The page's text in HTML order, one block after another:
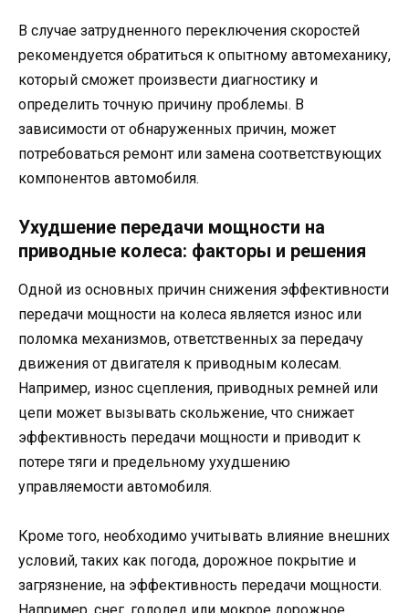
В случае затрудненного переключения скоростей
рекомендуется обратиться к опытному автомеханику,
который сможет произвести диагностику и
определить точную причину проблемы. В
зависимости от обнаруженных причин, может
потребоваться ремонт или замена соответствующих
компонентов автомобиля.
Ухудшение передачи мощности на
приводные колеса: факторы и решения
Одной из основных причин снижения эффективности
передачи мощности на колеса является износ или
поломка механизмов, ответственных за передачу
движения от двигателя к приводным колесам.
Например, износ сцепления, приводных ремней или
цепи может вызывать скольжение, что снижает
эффективность передачи мощности и приводит к
потере тяги и предельному ухудшению
управляемости автомобиля.
Кроме того, необходимо учитывать влияние внешних
условий, таких как погода, дорожное покрытие и
загрязнение, на эффективность передачи мощности.